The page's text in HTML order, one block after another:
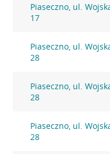
Piaseczno, ul.
17
Piaseczno, ul.
28
Piaseczno, ul.
28
Piaseczno, ul.
28